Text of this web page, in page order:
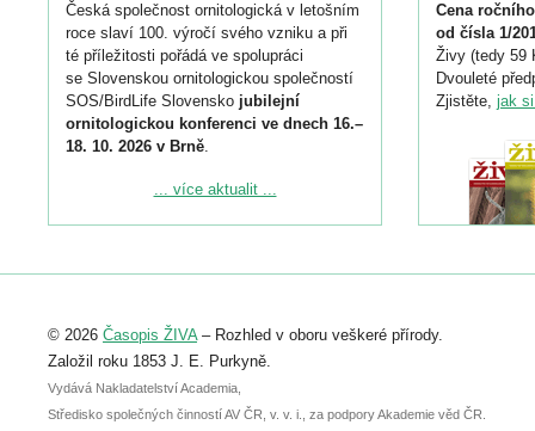
Česká společnost ornitologická v letošním
roce slaví 100. výročí svého vzniku a při
té příležitosti pořádá ve spolupráci
se Slovenskou ornitologickou společností
SOS/BirdLife Slovensko jubilejní
ornitologickou konferenci ve dnech 16.–
18. 10. 2026 v Brně.
Podrobnější informace ke konferenci
Registrovat se můžete do 6. září.
abstraktu přihlášené přednášky nebo
posteru je už 30. června.
... více aktualit ...
Cena
od čísla 1/
Živy (tedy 59
Dvouleté
Zjistěte, jak
© 2026 Časopis ŽIVA– Rozhled v oboru veškeré přírody.
Založil roku 1853 J. E. Purkyně.
Vydává Nakladatelství Academia,
Středisko společných činností AV ČR, v. v. i., za podpory Akademie věd ČR.